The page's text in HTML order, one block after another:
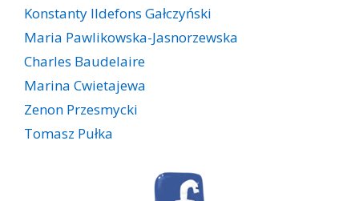
Konstanty Ildefons Gałczyński
Maria Pawlikowska-Jasnorzewska
Charles Baudelaire
Marina Cwietajewa
Zenon Przesmycki
Tomasz Pułka